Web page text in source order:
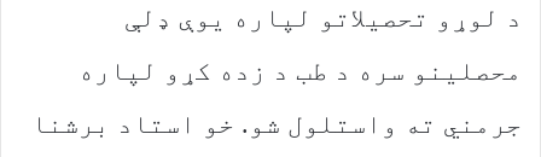
د لوړو تحصیلاتو لپاره یوې ډلې
محصلینو سره د طب د زده کړو لپاره
جرمني ته واستلول شو. خو استاد برشنا